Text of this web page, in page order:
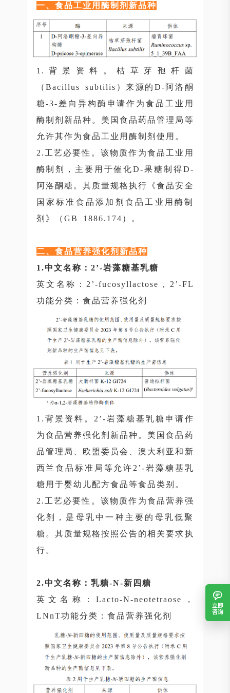
一、食品工业用酶制剂新品种
1.背景资料。枯草芽孢杆菌
（Bacillus subtilis）来源的D-阿洛酮
糖-3-差向异构酶申请作为食品工业用
酶制剂新品种。美国食品药品管理局等
允许其作为食品工业用酶制剂使用。
2.工艺必要性。该物质作为食品工业用
酶制剂，主要用于催化D-果糖制得D-
阿洛酮糖。其质量规格执行《食品安全
国家标准食品添加剂食品工业用酶制
剂》（GB 1886.174）。
二、食品营养强化剂新品种
1.中文名称：2’-岩藻糖基乳糖
英文名称：2’-fucosyllactose，2’-FL
功能分类：食品营养强化剂
1.背景资料。2’-岩藻糖基乳糖申请作
为食品营养强化剂新品种。美国食品药
品管理局、欧盟委员会、澳大利亚和新
西兰食品标准局等允许2’-岩藻糖基乳
糖用于婴幼儿配方食品等食品类别。
2.工艺必要性。该物质作为食品营养强
化剂，是母乳中一种主要的母乳低聚
糖。其质量规格按照公告的相关要求执
行。
2.中文名称：乳糖-N-新四糖
英文名称：Lacto-N-neotetraose，
LNnT功能分类：食品营养强化剂
立即
咨询